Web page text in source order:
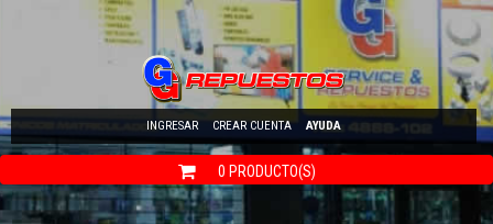
INGRESAR CREAR CUENTA AYUDA
0 PRODUCTO(S)